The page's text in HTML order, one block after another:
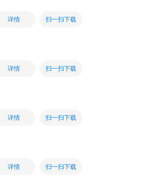
详情 扫一扫下载
详情 扫一扫下载
详情 扫一扫下载
详情 扫一扫下载